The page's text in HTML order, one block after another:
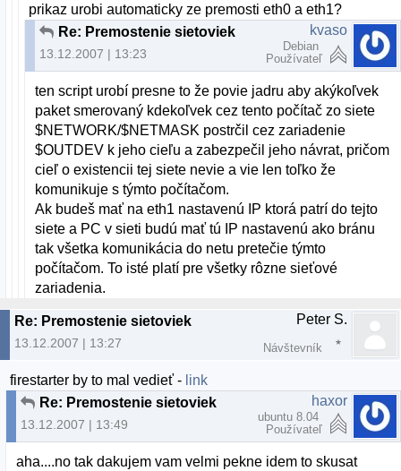
prikaz urobi automaticky ze premosti eth0 a eth1?
Re: Premostenie sietoviek
13.12.2007 | 13:23
kvaso
Debian
Používateľ
ten script urobí presne to že povie jadru aby akýkoľvek
paket smerovaný kdekoľvek cez tento počítač zo siete
$NETWORK/$NETMASK postrčil cez zariadenie
$OUTDEV k jeho cieľu a zabezpečil jeho návrat, pričom
cieľ o existencii tej siete nevie a vie len toľko že
komunikuje s týmto počítačom.
Ak budeš mať na eth1 nastavenú IP ktorá patrí do tejto
siete a PC v sieti budú mať tú IP nastavenú ako bránu
tak všetka komunikácia do netu pretečie týmto
počítačom. To isté platí pre všetky rôzne sieťové
zariadenia.
Re: Premostenie sietoviek
13.12.2007 | 13:27
Peter S.
Návštevník
firestarter by to mal vedieť - link
Re: Premostenie sietoviek
13.12.2007 | 13:49
haxor
ubuntu 8.04
Používateľ
aha....no tak dakujem vam velmi pekne idem to skusat